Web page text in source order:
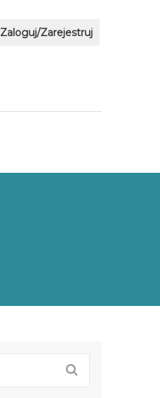
Zaloguj/Zarejestruj